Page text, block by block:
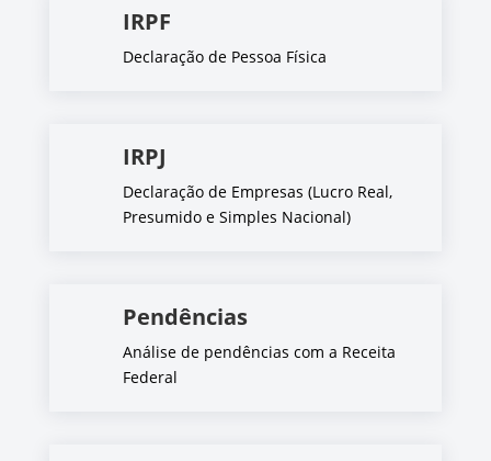
IRPF
Declaração de Pessoa Física
IRPJ
Declaração de Empresas (Lucro Real,
Presumido e Simples Nacional)
Pendências
Análise de pendências com a Receita
Federal